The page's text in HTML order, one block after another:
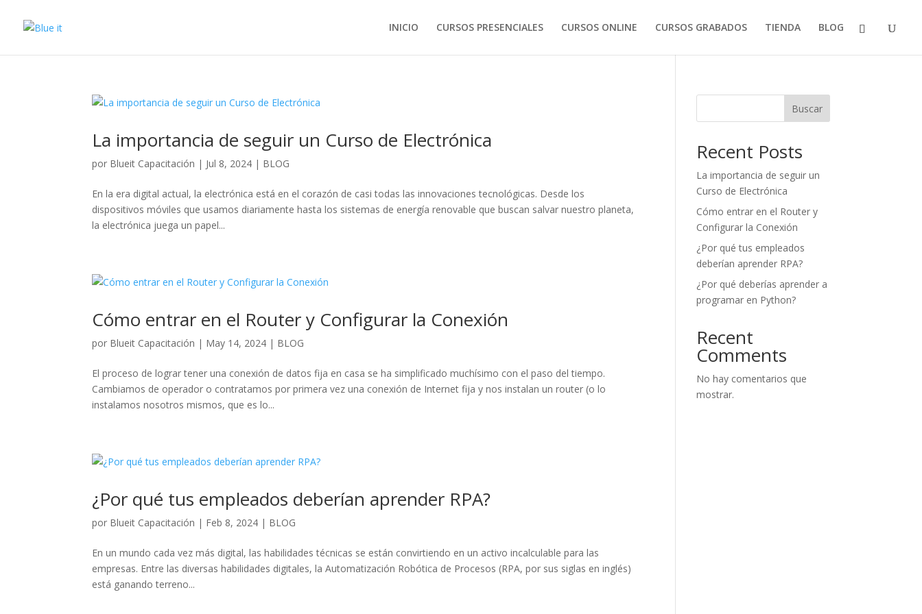
INICIO CURSOS PRESENCIALES CURSOS ONLINE CURSOS GRABADOS TIENDA BLOG
La importancia de seguir un Curso de Electrónica
por Blueit Capacitación | Jul 8, 2024 | BLOG
En la era digital actual, la electrónica está en el corazón de casi todas las innovaciones tecnológicas. Desde los
dispositivos móviles que usamos diariamente hasta los sistemas de energía renovable que buscan salvar nuestro planeta,
la electrónica juega un papel...
Cómo entrar en el Router y Configurar la Conexión
por Blueit Capacitación | May 14, 2024 | BLOG
El proceso de lograr tener una conexión de datos fija en casa se ha simplificado muchísimo con el paso del tiempo.
Cambiamos de operador o contratamos por primera vez una conexión de Internet fija y nos instalan un router (o lo
instalamos nosotros mismos, que es lo...
¿Por qué tus empleados deberían aprender RPA?
por Blueit Capacitación | Feb 8, 2024 | BLOG
En un mundo cada vez más digital, las habilidades técnicas se están convirtiendo en un activo incalculable para las
empresas. Entre las diversas habilidades digitales, la Automatización Robótica de Procesos (RPA, por sus siglas en inglés)
está ganando terreno...
Buscar
Recent Posts
La importancia de seguir un
Curso de Electrónica
Cómo entrar en el Router y
Configurar la Conexión
¿Por qué tus empleados
deberían aprender RPA?
¿Por qué deberías aprender a
programar en Python?
Recent
Comments
No hay comentarios que
mostrar.